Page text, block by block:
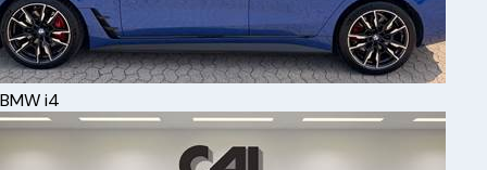
BMWi4